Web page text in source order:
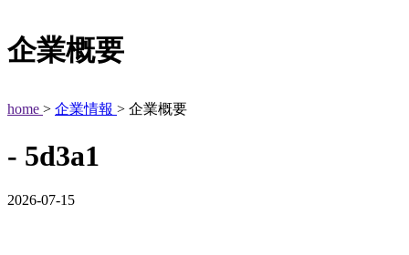
企業概要
home > 企業情報 > 企業概要
- 5d3a1
2026-07-15